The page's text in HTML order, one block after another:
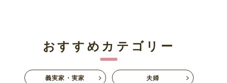
おすすめカテゴリー
義実家・実家
夫婦